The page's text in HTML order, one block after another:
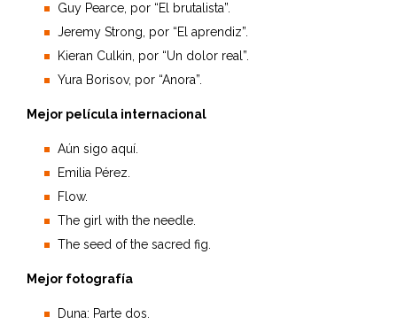
Guy Pearce, por “El brutalista”.
Jeremy Strong, por “El aprendiz”.
Kieran Culkin, por “Un dolor real”.
Yura Borisov, por “Anora”.
Mejor película internacional
Aún sigo aquí.
Emilia Pérez.
Flow.
The girl with the needle.
The seed of the sacred fig.
Mejor fotografía
Duna: Parte dos.